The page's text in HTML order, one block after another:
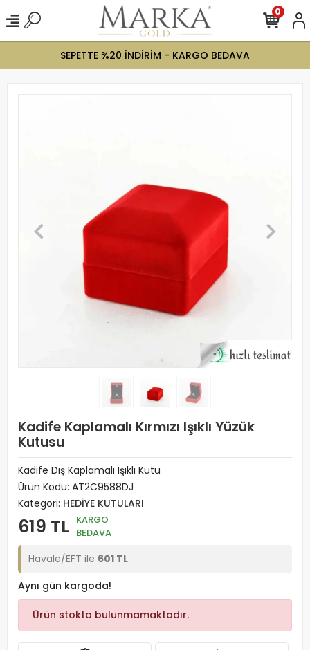
SEPETTE %20 İNDİRİM - KARGO BEDAVA
0
Kadife Kaplamalı Kırmızı Işıklı Yüzük
Kutusu
Kadife Dış Kaplamalı Işıklı Kutu
Ürün Kodu: AT2C9588DJ
Kategori: HEDİYE KUTULARI
619 TL KARGO
BEDAVA
Havale/EFT ile 601 TL
Aynı gün kargoda!
Ürün stokta bulunmamaktadır.